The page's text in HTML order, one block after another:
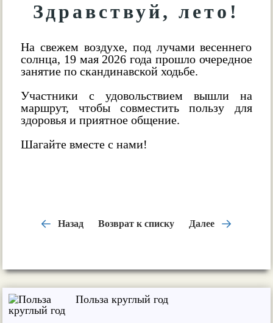
Польза круглый год
Здравствуй, лето!
На свежем воздухе, под лучами весеннего
солнца, 19 мая 2026 года прошло очередное
занятие по скандинавской ходьбе.
Участники с удовольствием вышли на
маршрут, чтобы совместить пользу для
здоровья и приятное общение.
Шагайте вместе с нами!
Назад Возврат к списку Далее